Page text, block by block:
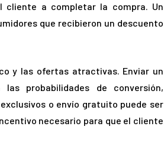
cliente a completar la compra. Un
que recibieron un descuento
y las ofertas atractivas. Enviar un
probabilidades de conversión,
o envío gratuito puede ser
necesario para que el cliente